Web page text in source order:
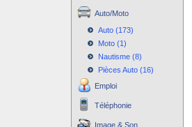
Auto/Moto
Auto (173)
Moto (1)
Nautisme (8)
Pièces Auto (16)
Emploi
Téléphonie
Image & Son